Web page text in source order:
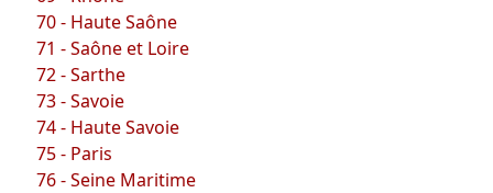
70 - Haute Saône
71 - Saône et Loire
72 - Sarthe
73 - Savoie
74 - Haute Savoie
75 - Paris
76 - Seine Maritime